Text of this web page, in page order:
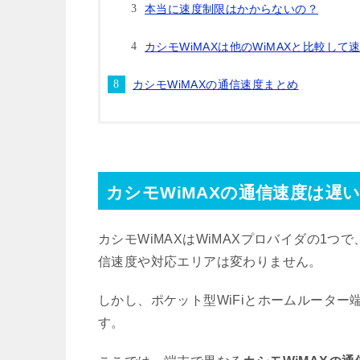
本当に速度制限はかからないの？
カシモWiMAXは他のWiMAXと比較して
カシモWiMAXの通信速度まとめ
カシモWiMAXの通信速度は遅
カシモWiMAXはWiMAXプロバイダの1つ
信速度や対応エリアは変わりません。
しかし、ポケット型WiFiとホームルーター
す。